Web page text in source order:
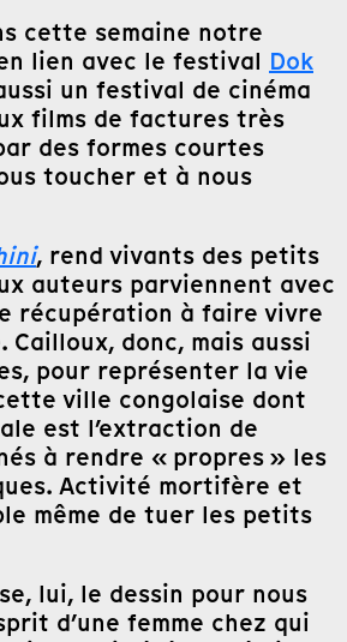
cette semaine notre
lien avec le festival Dok
un festival de cinéma
films de factures très
des formes courtes
toucher et à nous
, rend vivants des petits
auteurs parviennent avec
récupération à faire vivre
donc, mais aussi
pour représenter la vie
ville congolaise dont
est l’extraction de
à rendre « propres » les
Activité mortifère et
même de tuer les petits
lui, le dessin pour nous
d’une femme chez qui